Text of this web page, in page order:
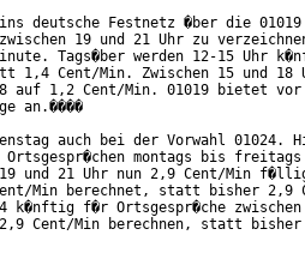
ins deutsche Festnetz �ber die
19 und 21 Uhr zu
Tags�ber werden 12-15 Uhr
1,4 Cent/Min. Zwischen 15 und 18
auf 1,2 Cent/Min. 01019 bietet vor
an.����
auch bei der Vorwahl 01024.
Ortsgespr�chen montags bis
und 21 Uhr nun 2,9 Cent/Min
Min berechnet, statt bisher 2,9
k�nftig f�r Ortsgespr�che
Cent/Min berechnen, statt